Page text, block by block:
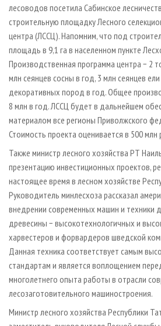
лесоводов посетила Сабинское
строительную площадку Лесного
центра (ЛССЦ). Напомним, что под
площадь в 9,1 га в населенном пункте
Производственная программа центра − 2
млн сеянцев сосны в год, 3 млн сеянцев
декоративных пород в год. Общее
8 млн в год. ЛССЦ будет в дальнейшем
материалом все регионы Приволжского
Стоимость проекта оценивается в 500 млн
Также министр лесного хозяйства РТ
презентацию инвестиционных проектов,
настоящее время в лесном хозяйстве
Руководитель минлесхоза рассказал
внедрении современных машин и техники
древесины − высокотехнологичных и
харвестеров и форвардеров шведской
Данная техника соответствует самым
стандартам и является воплощением
многолетнего опыта работы в отрасли
лесозаготовительного машиностроения.
Министр лесного хозяйства Республики